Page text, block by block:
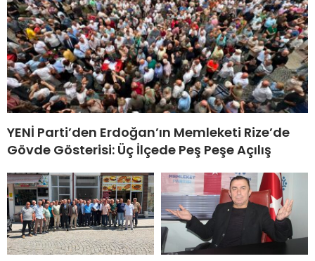
YENİ Parti’den Erdoğan’ın Memleketi Rize’de
Gövde Gösterisi: Üç İlçede Peş Peşe Açılış